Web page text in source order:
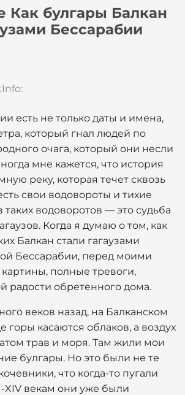
Как булгары Балкан
Бессарабии
есть не только даты и имена,
который гнал людей по
очага, который они несли
мне кажется, что история
реку, которая течет сквозь
свои водовороты и тихие
водоворотов — это судьба
Когда я думаю о том, как
Балкан стали гагаузами
Бессарабии, перед моими
картины, полные тревоги,
радости обретенного дома.
веков назад, на Балканском
горы касаются облаков, а воздух
трав и моря. Там жили мои
булгары. Но это были не те
что когда-то пугали
XIV векам они уже были